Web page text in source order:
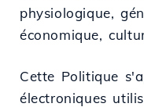
physiologique,
économique,
Cette Politique
électroniques